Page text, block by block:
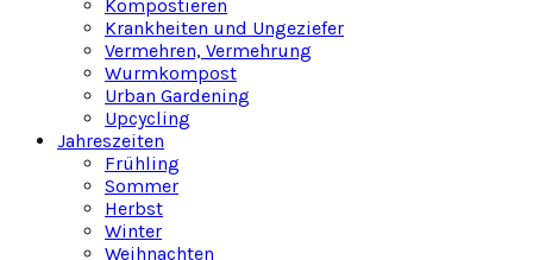
Kompostieren
Krankheiten und Ungeziefer
Vermehren, Vermehrung
Wurmkompost
Urban Gardening
Upcycling
Jahreszeiten
Frühling
Sommer
Herbst
Winter
Weihnachten